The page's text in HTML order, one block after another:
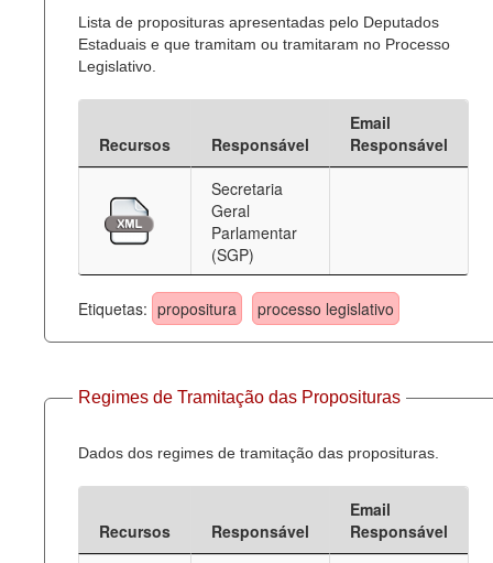
Lista de proposituras apresentadas pelo Deputados
Estaduais e que tramitam ou tramitaram no Processo
Legislativo.
Recursos Responsável
Email
Responsável
Secretaria
Geral
Parlamentar
(SGP)
Etiquetas: propositura processo legislativo
Regimes de Tramitação das Proposituras
Dados dos regimes de tramitação das proposituras.
Recursos Responsável
Email
Responsável